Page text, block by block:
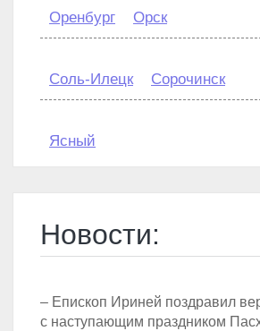
Оренбург Орск
Соль-Илецк Сорочинск
Ясный
Новости:
– Епископ Ириней поздравил
с наступающим праздником